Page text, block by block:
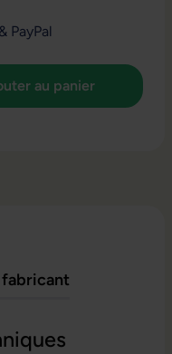
PayPal
la quantité
au panier